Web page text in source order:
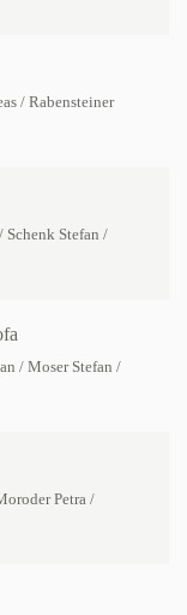
/ Rabensteiner
Schenk Stefan /
/ Moser Stefan /
Petra /